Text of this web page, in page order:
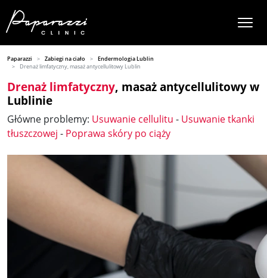
Paparazzi Zabiegi na ciało
Endermologia Lublin
Drenaż limfatyczny, masaż antycellulitowy Lublin
Drenaż limfatyczny, masaż antycellulitowy w
Lublinie
Główne problemy: Usuwanie cellulitu - Usuwanie tkanki
tłuszczowej - Poprawa skóry po ciąży